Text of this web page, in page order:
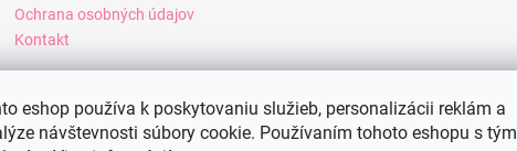
eshop používa k poskytovaniu služieb, personalizácii reklám a
návštevnosti súbory cookie. Používaním tohoto eshopu s tým
Ochrana osobných údajov
Kontakt